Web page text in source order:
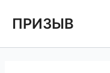
ПРИЗЫВ
по